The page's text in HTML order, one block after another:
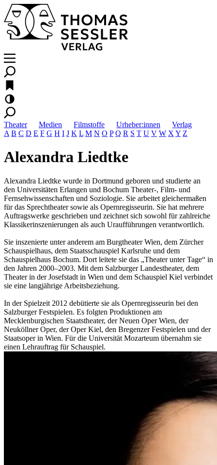
Theater Medien Filmstoffe Urheber:innen
Verlag
A B C D E F G H I J K L M N O P Q R S T U V W X Y Z
Alexandra Liedtke
Alexandra Liedtke wurde in Dortmund geboren und studierte an
den Universitäten Erlangen und Bochum Theater-, Film- und
Fernsehwissenschaften und Soziologie. Sie arbeitet gleichermaßen
für das Sprechtheater sowie als Opernregisseurin. Sie hat mehrere
Auftragswerke geschrieben und zeichnet sich sowohl für zahlreiche
Klassikerinszenierungen als auch Uraufführungen verantwortlich.
Sie inszenierte unter anderem am Burgtheater Wien, dem Zürcher
Schauspielhaus, dem Staatsschauspiel Karlsruhe und dem
Schauspielhaus Bochum. Dort leitete sie das „Theater unter Tage“ in
den Jahren 2000–2003. Mit dem Salzburger Landestheater, dem
Theater in der Josefstadt in Wien und dem Schauspiel Kiel verbindet
sie eine langjährige Arbeitsbeziehung.
In der Spielzeit 2012 debütierte sie als Opernregisseurin bei den
Salzburger Festspielen. Es folgten Produktionen am
Mecklenburgischen Staatstheater, der Neuen Oper Wien, der
Neuköllner Oper, der Oper Kiel, den Bregenzer Festspielen und der
Staatsoper in Wien. Für die Universität Mozarteum übernahm sie
einen Lehrauftrag für Schauspiel.